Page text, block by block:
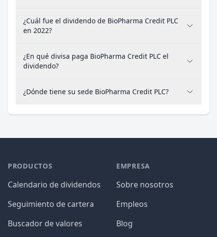
¿Cuál fue el dividendo de BioPharma Credit PLC
en 2022?
¿En qué divisa paga BioPharma Credit PLC el
dividendo?
¿Dónde tiene su sede BioPharma Credit PLC?
PRODUCTOS
Calendario de dividendos
Seguimiento de cartera
Buscador de valores
EMPRESA
Sobre nosotros
Empleos
Blog